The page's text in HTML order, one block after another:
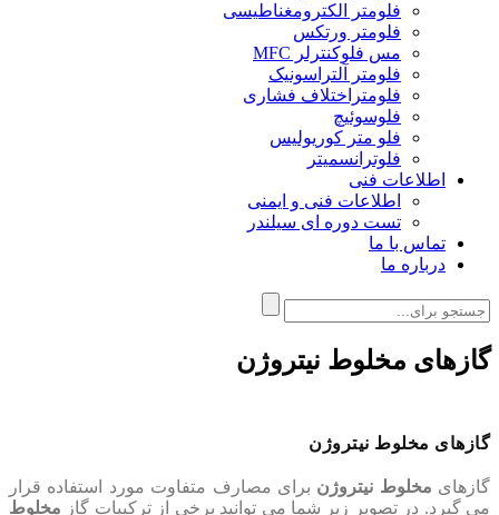
فلومتر الکترومغناطیسی
فلومتر ورتکس
مس فلوکنترلر MFC
فلومتر آلتراسونیک
فلومتراختلاف فشاری
فلوسوئیچ
فلو متر کوریولیس
فلوترانسمیتر
اطلاعات فنی
اطلاعات فنی و ایمنی
تست دوره ای سیلندر
تماس با ما
درباره ما
گازهای مخلوط نیتروژن
گازهای مخلوط نیتروژن
گازهای مخلوط نیتروژن برای مصارف متفاوت مورد استفاده قرار
می گیرد. در تصویر زیر شما می توانید برخی از ترکیبات گاز مخلوط